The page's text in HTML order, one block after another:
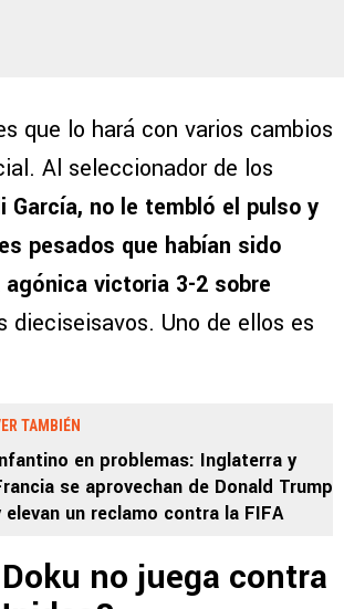
que lo hará con varios cambios
Al seleccionador de los
García, no le tembló el pulso y
pesados que habían sido
victoria 3-2 sobre
dieciseisavos. Uno de ellos es
TAMBIÉN
en problemas: Inglaterra y
se aprovechan de Donald Trump
elevan un reclamo contra la FIFA
no juega contra